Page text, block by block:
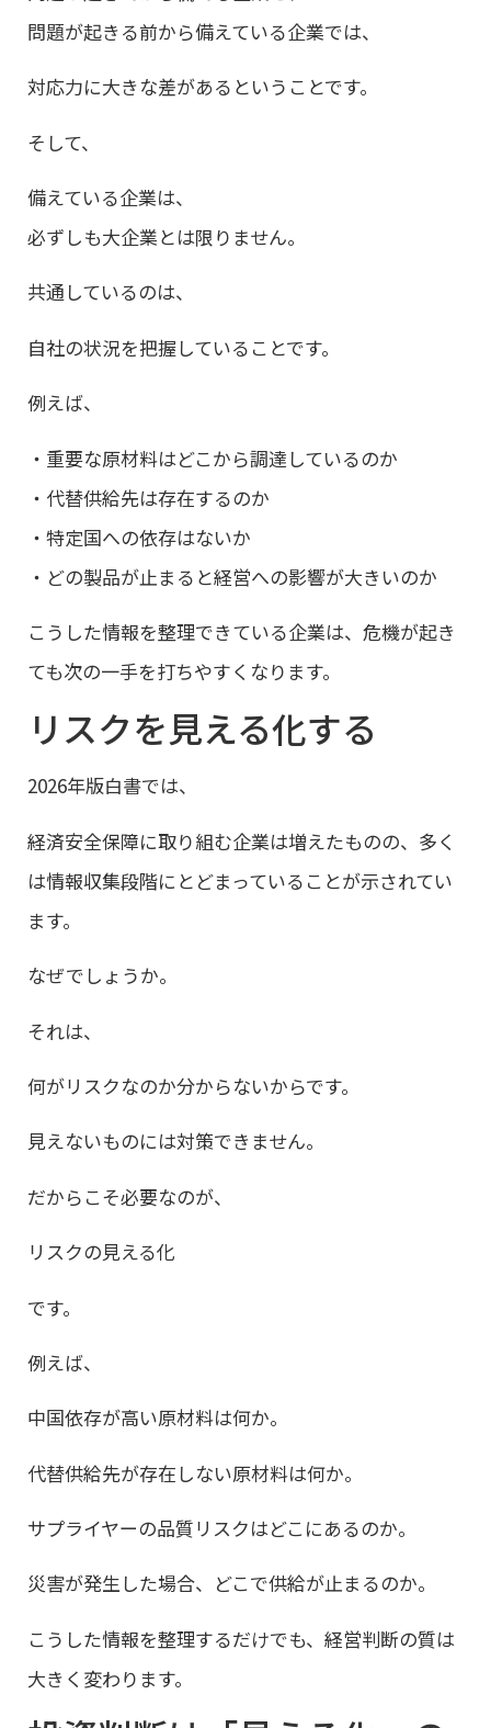
問題が起きる前から備えている企業では、
対応力に大きな差があるということです。
そして、
備えている企業は、
必ずしも大企業とは限りません。
共通しているのは、
自社の状況を把握していることです。
例えば、
・重要な原材料はどこから調達しているのか
・代替供給先は存在するのか
・特定国への依存はないか
・どの製品が止まると経営への影響が大きいのか
こうした情報を整理できている企業は、危機が起き
ても次の一手を打ちやすくなります。
リスクを見える化する
2026年版白書では、
経済安全保障に取り組む企業は増えたものの、多く
は情報収集段階にとどまっていることが示されてい
ます。
なぜでしょうか。
それは、
何がリスクなのか分からないからです。
見えないものには対策できません。
だからこそ必要なのが、
リスクの見える化
です。
例えば、
中国依存が高い原材料は何か。
代替供給先が存在しない原材料は何か。
サプライヤーの品質リスクはどこにあるのか。
災害が発生した場合、どこで供給が止まるのか。
こうした情報を整理するだけでも、経営判断の質は
大きく変わります。